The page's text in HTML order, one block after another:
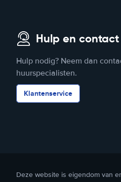
Hulp en contact
Hulp nodig? Neem dan
huurspecialisten.
Klantenservice
Deze website is eigendom van